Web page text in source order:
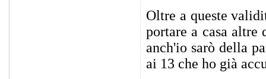
Oltre a queste
portare a casa
anch'io sarò della
ai 13 che ho già